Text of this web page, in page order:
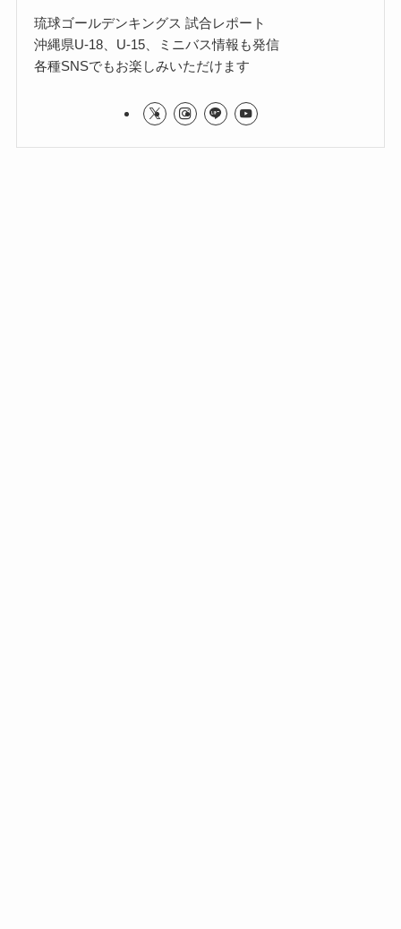
琉球ゴールデンキングス 試合レポート
沖縄県U-18、U-15、ミニバス情報も発信
各種SNSでもお楽しみいただけます